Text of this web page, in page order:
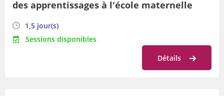
des apprentissages à l'école maternelle
1,5 jour(s)
Sessions disponibles
Détails